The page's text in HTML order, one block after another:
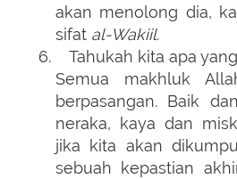
akan menolong dia,
sifat al-Wakiil.
6.
Tahukah kita apa
Semua makhluk
berpasangan. Baik
neraka, kaya dan
jika kita akan
sebuah kepastian